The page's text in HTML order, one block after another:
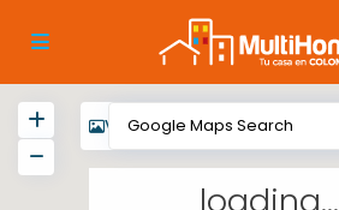
loading...
View My Location